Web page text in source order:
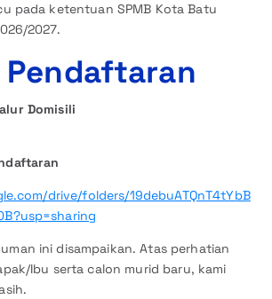
pada ketentuan SPMB Kota Batu
2027.
Domisili
drive/folders/19debuATQnT4tYbB
ini disampaikan. Atas perhatian
Ibu serta calon murid baru, kami